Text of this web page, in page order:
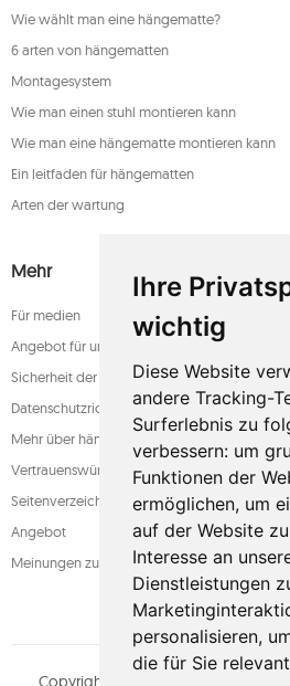
Ihre
wichtig
Diese Website
andere Tracking-
Surferlebnis zu
verbessern: um
Funktionen der
ermöglichen, um
auf der Website
Interesse an
Dienstleistungen
personalisieren,
die für Sie
Wie wählt man eine hängematte?
6 arten von hängematten
Montagesystem
Wie man einen stuhl montieren kann
Wie man eine hängematte montieren kann
Ein leitfaden für hängematten
Arten der wartung
Mehr
Für medien
Angebot für unternehmen
Sicherheit der zahlung
Datenschutzrichtlinie
Mehr über hängematten
Vertrauenswürdiger laden
Seitenverzeichnis
Angebot
Meinungen zum shop
Copyright © whamaku.pl. Alle